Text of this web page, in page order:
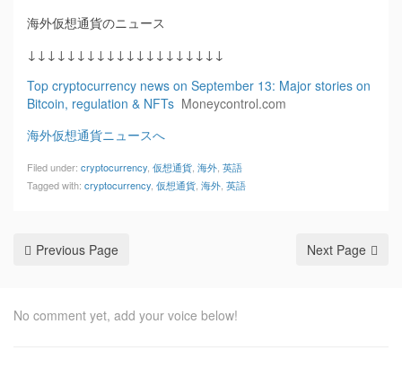
海外仮想通貨のニュース
↓↓↓↓↓↓↓↓↓↓↓↓↓↓↓↓↓↓↓↓
Top cryptocurrency news on September 13: Major stories on
Bitcoin, regulation & NFTs Moneycontrol.com
海外仮想通貨ニュースへ
Filed under: cryptocurrency 仮想通貨 海外 英語
Tagged with: cryptocurrency 仮想通貨 海外 英語
Previous Page Next Page
No comment yet, add your voice below!